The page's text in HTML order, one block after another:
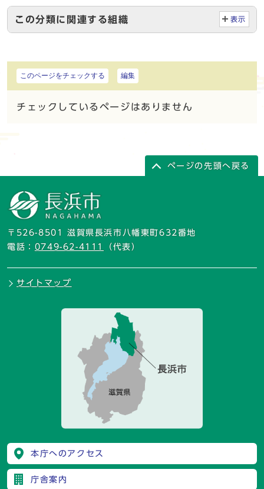
この分類に関連する組織 表示
このページをチェックする 編集
チェックしているページはありません
ページの先頭へ戻る
〒526-8501 滋賀県長浜市八幡東町632番地
電話： 0749-62-4111 （代表）
サイトマップ
本庁へのアクセス
庁舎案内